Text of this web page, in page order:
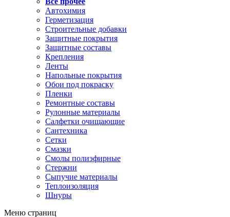
Автохимия
Герметизация
Строительные добавки
Защитные покрытия
Защитные составы
Крепления
Ленты
Напольные покрытия
Обои под покраску
Пленки
Ремонтные составы
Рулонные материалы
Салфетки очищающие
Сантехника
Сетки
Смазки
Смолы полиэфирные
Стержни
Сыпучие материалы
Теплоизоляция
Шнуры
Меню страниц